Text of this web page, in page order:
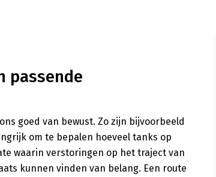
passende
goed van bewust. Zo zijn bijvoorbeeld
om te bepalen hoeveel tanks op
waarin verstoringen op het traject van
kunnen vinden van belang. Een route